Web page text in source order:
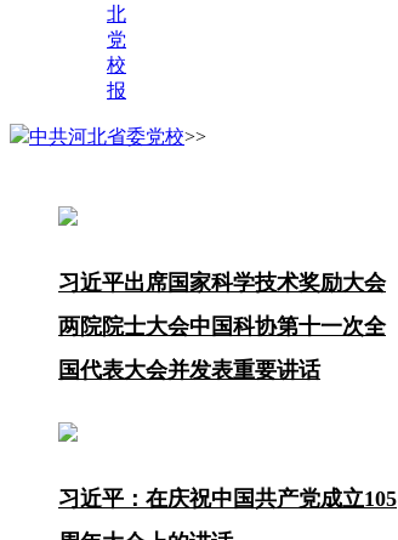
北
党
校
报
中共河北省委党校>>
习近平出席国家科学技术奖励大会
两院院士大会中国科协第十一次全
国代表大会并发表重要讲话
习近平：在庆祝中国共产党成立105